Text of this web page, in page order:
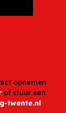
opnemen
of stuur een
twente.nl